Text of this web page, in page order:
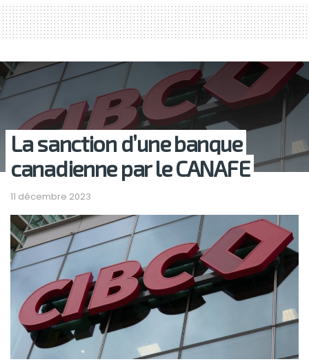
La sanction d’une banque
canadienne par le CANAFE
11 décembre 2023